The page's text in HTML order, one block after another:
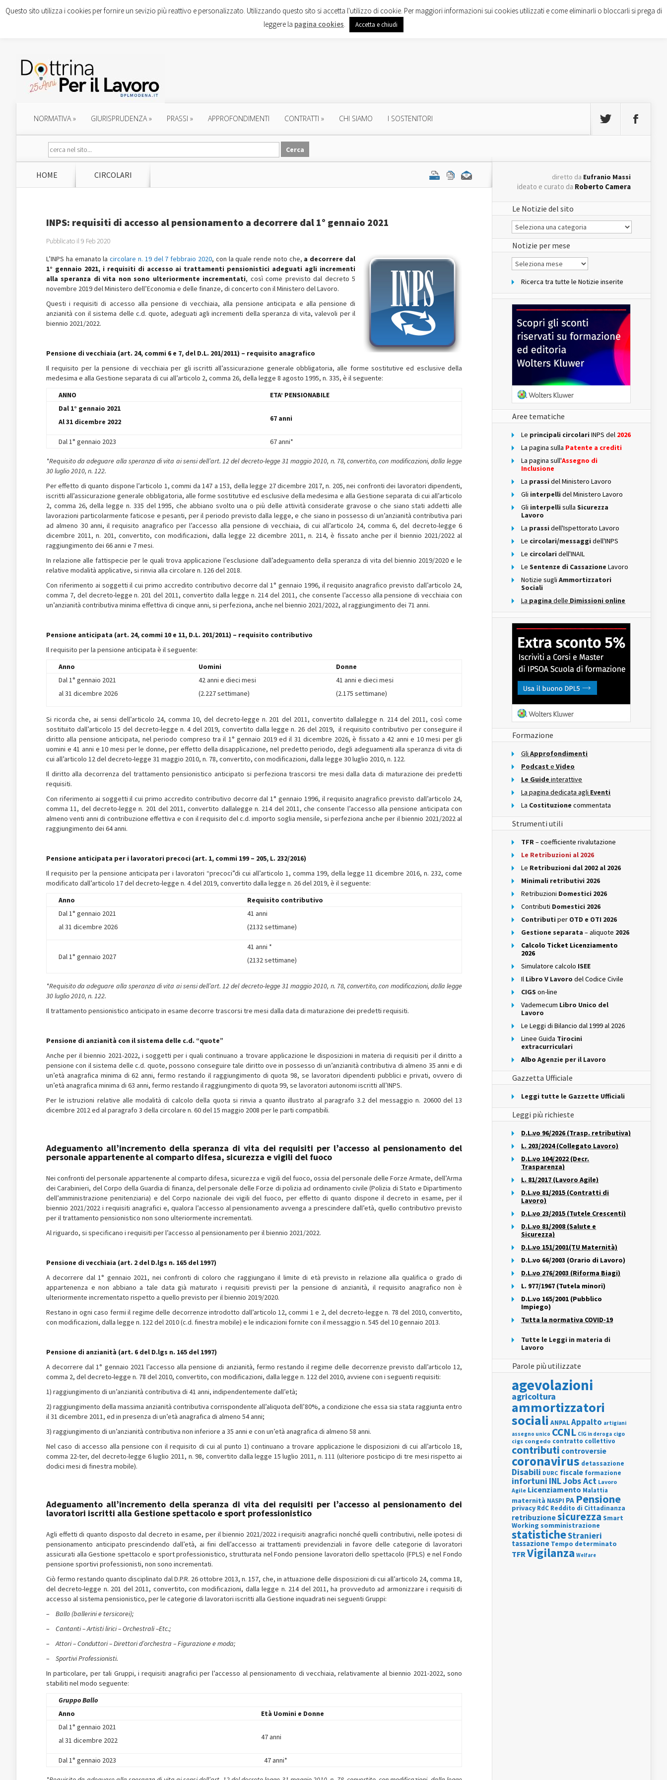
NORMATIVA» GIURISPRUDENZA» PRASSI » APPROFONDIMENTI CONTRATTI » CHI SIAMO I SOSTENITORI
HOME CIRCOLARI
INPS: requisiti di accesso al pensionamento a decorrere dal 1° gennaio 2021
Pubblicato il 9 Feb 2020
L’INPS ha emanato lacircolare n. 19 del 7 febbraio 2020, con la quale rende noto che, a decorrere dal
1° gennaio 2021, i requisiti di accesso ai trattamenti pensionistici adeguati agli incrementi
alla speranza di vita non sono ulteriormente incrementati, così come previsto dal decreto 5
novembre 2019 del Ministero dell’Economia e delle finanze, di concerto con il Ministero del Lavoro.
Questi i requisiti di accesso alla pensione di vecchiaia, alla pensione anticipata e alla pensione di
anzianità con il sistema delle c.d. quote, adeguati agli incrementi della speranza di vita, valevoli per il
biennio 2021/2022.
Pensione di vecchiaia (art. 24, commi 6 e 7, del D.L. 201/2011) – requisito anagrafico
Il requisito per la pensione di vecchiaia per gli iscritti all’assicurazione generale obbligatoria, alle forme sostitutive ed esclusive della
medesima e alla Gestione separata di cui all’articolo 2, comma 26, della legge 8 agosto 1995, n. 335, è il seguente:
ANNO
ETA’ PENSIONABILE
Dal 1° gennaio 2021
Al 31 dicembre 2022
67 anni
Dal 1° gennaio 2023 67 anni*
*Requisito da adeguare alla speranza di vita ai sensi dell’art. 12 del decreto-legge 31 maggio 2010, n. 78, convertito, con modificazioni, dalla legge
30 luglio 2010, n. 122.
Per effetto di quanto dispone l’articolo 1, commi da 147 a 153, della legge 27 dicembre 2017, n. 205, nei confronti dei lavoratori dipendenti,
iscritti all’assicurazione generale obbligatoria, alle forme sostitutive ed esclusive della medesima e alla Gestione separata di cui all’articolo
2, comma 26, della legge n. 335 del 1995, che abbiano svolto una o più delle attività considerate gravose o che siano stati addetti alle
lavorazioni particolarmente faticose e pesanti, per il periodo previsto dalla legge, e che siano in possesso di un’anzianità contributiva pari
ad almeno 30 anni, il requisito anagrafico per l’accesso alla pensione di vecchiaia, di cui all’articolo 24, comma 6, del decreto-legge 6
dicembre 2011, n. 201, convertito, con modificazioni, dalla legge 22 dicembre 2011, n. 214, è fissato anche per il biennio 2021/2022 al
raggiungimento dei 66 anni e 7 mesi.
In relazione alle fattispecie per le quali trova applicazione l’esclusione dall’adeguamento della speranza di vita del biennio 2019/2020 e le
relative modalità applicative, si rinvia alla circolare n. 126 del 2018.
Con riferimento ai soggetti il cui primo accredito contributivo decorre dal 1° gennaio 1996, il requisito anagrafico previsto dall’articolo 24,
comma 7, del decreto-legge n. 201 del 2011, convertito dalla legge n. 214 del 2011, che consente l’accesso alla pensione di vecchiaia con
un’anzianità contributiva minima effettiva di cinque anni, si perfeziona, anche nel biennio 2021/2022, al raggiungimento dei 71 anni.
Pensione anticipata (art. 24, commi 10 e 11, D.L. 201/2011) – requisito contributivo
Il requisito per la pensione anticipata è il seguente:
Anno
Uomini
Donne
Dal 1° gennaio 2021
al 31 dicembre 2026
42 anni e dieci mesi
(2.227 settimane)
41 anni e dieci mesi
(2.175 settimane)
Si ricorda che, ai sensi dell’articolo 24, comma 10, del decreto-legge n. 201 del 2011, convertito dallalegge n. 214 del 2011, così come
sostituito dall’articolo 15 del decreto-legge n. 4 del 2019, convertito dalla legge n. 26 del 2019, il requisito contributivo per conseguire il
diritto alla pensione anticipata, nel periodo compreso tra il 1° gennaio 2019 ed il 31 dicembre 2026, è fissato a 42 anni e 10 mesi per gli
uomini e 41 anni e 10 mesi per le donne, per effetto della disapplicazione, nel predetto periodo, degli adeguamenti alla speranza di vita di
cui all’articolo 12 del decreto-legge 31 maggio 2010, n. 78, convertito, con modificazioni, dalla legge 30 luglio 2010, n. 122.
Il diritto alla decorrenza del trattamento pensionistico anticipato si perfeziona trascorsi tre mesi dalla data di maturazione dei predetti
requisiti.
Con riferimento ai soggetti il cui primo accredito contributivo decorre dal 1° gennaio 1996, il requisito anagrafico previsto dall’articolo 24,
comma 11, del decreto-legge n. 201 del 2011, convertito dallalegge n. 214 del 2011, che consente l’accesso alla pensione anticipata con
almeno venti anni di contribuzione effettiva e con il requisito del c.d. importo soglia mensile, si perfeziona anche per il biennio 2021/2022 al
raggiungimento dei 64 anni.
Pensione anticipata per i lavoratori precoci (art. 1, commi 199 – 205, L. 232/2016)
Il requisito per la pensione anticipata per i lavoratori “precoci”di cui all’articolo 1, comma 199, della legge 11 dicembre 2016, n. 232, come
modificato dall’articolo 17 del decreto-legge n. 4 del 2019, convertito dalla legge n. 26 del 2019, è il seguente:
Anno
Requisito contributivo
Dal 1° gennaio 2021
al 31 dicembre 2026
41 anni
(2132 settimane)
Dal 1° gennaio 2027
41 anni *
(2132 settimane)
*Requisito da adeguare alla speranza di vita ai sensi dell’art. 12 del decreto-legge 31 maggio 2010, n. 78, convertito, con modificazioni, dalla legge
30 luglio 2010, n. 122.
Il trattamento pensionistico anticipato in esame decorre trascorsi tre mesi dalla data di maturazione dei predetti requisiti.
Pensione di anzianità con il sistema delle c.d. “quote”
Anche per il biennio 2021-2022, i soggetti per i quali continuano a trovare applicazione le disposizioni in materia di requisiti per il diritto a
pensione con il sistema delle c.d. quote, possono conseguire tale diritto ove in possesso di un’anzianità contributiva di almeno 35 anni e di
un’età anagrafica minima di 62 anni, fermo restando il raggiungimento di quota 98, se lavoratori dipendenti pubblici e privati, ovvero di
un’età anagrafica minima di 63 anni, fermo restando il raggiungimento di quota 99, se lavoratori autonomi iscritti all’INPS.
Per le istruzioni relative alle modalità di calcolo della quota si rinvia a quanto illustrato al paragrafo 3.2 del messaggio n. 20600 del 13
dicembre 2012 ed al paragrafo 3 della circolare n. 60 del 15 maggio 2008 per le parti compatibili.
Adeguamento all’incremento della speranza di vita dei requisiti per l’accesso al pensionamento del
personale appartenente al comparto difesa, sicurezza e vigili del fuoco
Nei confronti del personale appartenente al comparto difesa, sicurezza e vigili del fuoco, ossia del personale delle Forze Armate, dell’Arma
dei Carabinieri, del Corpo della Guardia di finanza, del personale delle Forze di polizia ad ordinamento civile (Polizia di Stato e Dipartimento
dell’amministrazione penitenziaria) e del Corpo nazionale dei vigili del fuoco, per effetto di quanto dispone il decreto in esame, per il
biennio 2021/2022 i requisiti anagrafici e, qualora l’accesso al pensionamento avvenga a prescindere dall’età, quello contributivo previsto
per il trattamento pensionistico non sono ulteriormente incrementati.
Al riguardo, si specificano i requisiti per l’accesso al pensionamento per il biennio 2021/2022.
Pensione di vecchiaia (art. 2 del D.lgs n. 165 del 1997)
A decorrere dal 1° gennaio 2021, nei confronti di coloro che raggiungano il limite di età previsto in relazione alla qualifica o grado di
appartenenza e non abbiano a tale data già maturato i requisiti previsti per la pensione di anzianità, il requisito anagrafico non è
ulteriormente incrementato rispetto a quello previsto per il biennio 2019/2020.
Restano in ogni caso fermi il regime delle decorrenze introdotto dall’articolo 12, commi 1 e 2, del decreto-legge n. 78 del 2010, convertito,
con modificazioni, dalla legge n. 122 del 2010 (c.d. finestra mobile) e le indicazioni fornite con il messaggio n. 545 del 10 gennaio 2013.
Pensione di anzianità (art. 6 del D.lgs n. 165 del 1997)
A decorrere dal 1° gennaio 2021 l’accesso alla pensione di anzianità, fermo restando il regime delle decorrenze previsto dall’articolo 12,
comma 2, del decreto-legge n. 78 del 2010, convertito, con modificazioni, dalla legge n. 122 del 2010, avviene con i seguenti requisiti:
1) raggiungimento di un’anzianità contributiva di 41 anni, indipendentemente dall’età;
2) raggiungimento della massima anzianità contributiva corrispondente all’aliquota dell’80%, a condizione che essa sia stata raggiunta entro
il 31 dicembre 2011, ed in presenza di un’età anagrafica di almeno 54 anni;
3) raggiungimento di un’anzianità contributiva non inferiore a 35 anni e con un’età anagrafica di almeno 58 anni.
Nel caso di accesso alla pensione con il requisito di cui al punto 1) continuano a trovare applicazione le disposizioni di cui all’articolo 18,
comma 22-ter, del decreto-legge 6 luglio 2011, n. 98, convertito dalla legge 15 luglio 2011, n. 111 (ulteriore posticipo di tre mesi rispetto ai
dodici mesi di finestra mobile).
Adeguamento all’incremento della speranza di vita dei requisiti per l’accesso al pensionamento dei
lavoratori iscritti alla Gestione spettacolo e sport professionistico
Agli effetti di quanto disposto dal decreto in esame, per il biennio 2021/2022 i requisiti anagrafici nonché quelli contributivi, nelle ipotesi di
pensionamento anticipato prescindendo dall’età, ai fini dell’accesso ai trattamenti previdenziali in favore delle categorie di lavoratori
assicurati alla Gestione spettacolo e sport professionistico, strutturata nel Fondo pensione lavoratori dello spettacolo (FPLS) e nel Fondo
pensione sportivi professionisti, non sono incrementati.
Ciò fermo restando quanto disciplinato dal D.P.R. 26 ottobre 2013, n. 157, che, in attuazione delle disposizioni di cui all’articolo 24, comma 18,
del decreto-legge n. 201 del 2011, convertito, con modificazioni, dalla legge n. 214 del 2011, ha provveduto ad armonizzare i requisiti di
accesso al sistema pensionistico, per le categorie di lavoratori iscritti alla Gestione inquadrati nei seguenti Gruppi:
– Ballo (ballerini e tersicorei);
– Cantanti – Artisti lirici – Orchestrali –Etc.;
–Attori – Conduttori – Direttori d’orchestra – Figurazione e moda;
– Sportivi Professionisti.
In particolare, per tali Gruppi, i requisiti anagrafici per l’accesso al pensionamento di vecchiaia, relativamente al biennio 2021-2022, sono
stabiliti nel modo seguente:
Gruppo Ballo
Anno
Età Uomini e Donne
Dal 1° gennaio 2021
al 31 dicembre 2022
47 anni
Dal 1° gennaio 2023 47 anni*
diretto da Eufranio Massi
ideato e curato da Roberto Camera
Le Notizie del sito
Le
Notizie
del
sito
Notizie per mese
Notizie
per
Ricerca tra tutte le Notizie inserite
Aree tematiche
Le principali circolari INPS del 2026
La pagina sulla Patente a crediti
La pagina sull'Assegno di
Inclusione
La prassi del Ministero Lavoro
Gli interpelli del Ministero Lavoro
Gli interpelli sulla Sicurezza
Lavoro
La prassi dell'Ispettorato Lavoro
Le circolari/messaggi dell'INPS
Le circolari dell'INAIL
Le Sentenze di Cassazione Lavoro
Notizie sugli Ammortizzatori
Sociali
La pagina delle Dimissioni online
Formazione
Gli Approfondimenti
Podcast e Video
Le Guide interattive
La pagina dedicata agli Eventi
La Costituzione commentata
Strumenti utili
TFR– coefficiente rivalutazione
Le Retribuzioni al 2026
Le Retribuzioni dal 2002 al 2026
Minimali retributivi 2026
Retribuzioni Domestici 2026
Contributi Domestici 2026
Contributi per OTD e OTI 2026
Gestione separata – aliquote 2026
Calcolo Ticket Licenziamento
2026
Simulatore calcolo ISEE
Il Libro V Lavoro del Codice Civile
CIGS on-line
Vademecum Libro Unico del
Lavoro
Le Leggi di Bilancio dal 1999 al 2026
Linee Guida Tirocini
extracurriculari
Albo Agenzie per il Lavoro
Gazzetta Ufficiale
Leggi tutte le Gazzette Ufficiali
Leggi più richieste
D.L.vo 96/2026 (Trasp. retributiva)
L. 203/2024 (Collegato Lavoro)
D.L.vo 104/2022 (Decr.
Trasparenza)
L. 81/2017 (Lavoro Agile)
D.L.vo 81/2015 (Contratti di
Lavoro)
D.L.vo 23/2015 (Tutele Crescenti)
D.L.vo 81/2008 (Salute e
Sicurezza)
D.L.vo 151/2001(TU Maternità)
D.L.vo 66/2003 (Orario di Lavoro)
D.L.vo 276/2003 (Riforma Biagi)
L. 977/1967 (Tutela minori)
D.L.vo 165/2001 (Pubblico
Impiego)
Tutta la normativa COVID-19
Tutte le Leggi in materia di
Lavoro
Parole più utilizzate
agevolazioni
agricoltura
ammortizzatori
sociali ANPALAppalto artigiani
assegno unico CCNL CIG in deroga cigo
cigs congedo contratto collettivo
contributi controversie
coronavirus detassazione
Disabili DURC fiscale formazione
infortuni INLJobs Act Lavoro
Agile Licenziamento Malattia
maternità NASPI PA Pensione
privacy RdC Reddito di Cittadinanza
retribuzionesicurezza Smart
Working somministrazione
statisticheStranieri
tassazione Tempo determinato
TFRVigilanza Welfare
Questo sito utilizza i cookies per fornire un sevizio più reattivo e personalizzato. Utilizzando questo sito si accetta l'utilizzo di cookie. Per maggiori informazioni sui cookies utilizzati e come eliminarli o bloccarli si prega di
leggere la pagina cookies. Accetta e chiudi